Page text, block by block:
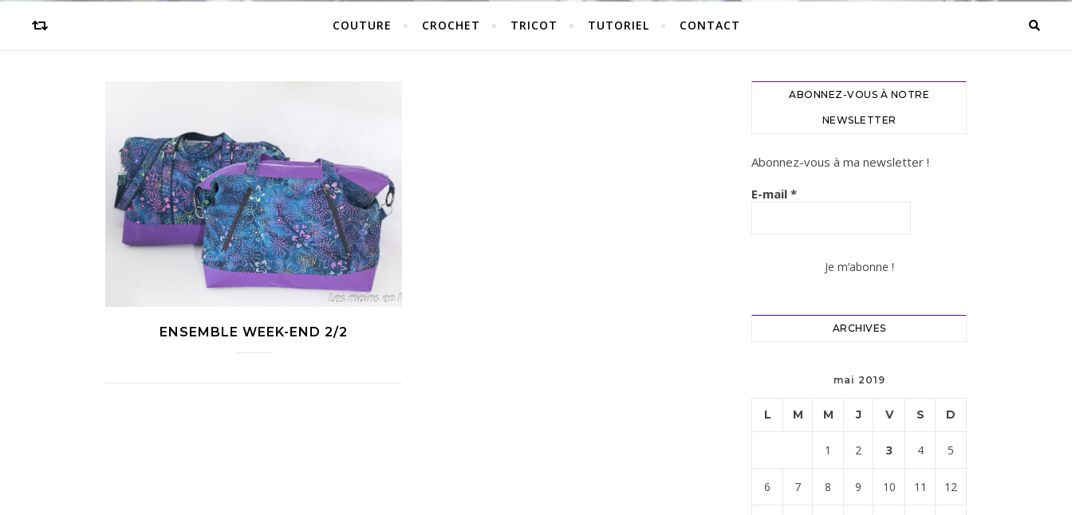
COUTURE CROCHET TRICOT TUTORIEL CONTACT
ENSEMBLE WEEK-END 2/2
ABONNEZ-VOUS À NOTRE
NEWSLETTER
Abonnez-vous à ma newsletter !
E-mail *
ARCHIVES
mai 2019
L M M J V S D
1 2 3 4 5
6 7 8 9 10 11 12